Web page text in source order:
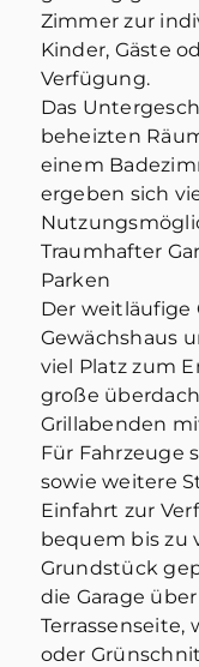
Zimmer zur
Kinder, Gäste
Verfügung.
Das
beheizten
einem
ergeben sich
Traumhafter
Parken
Der weitläufige
Gewächshaus
viel Platz zum
große
Grillabenden
Für Fahrzeuge
sowie weitere
Einfahrt zur
bequem bis zu
Grundstück
die Garage
Terrassenseite,
oder